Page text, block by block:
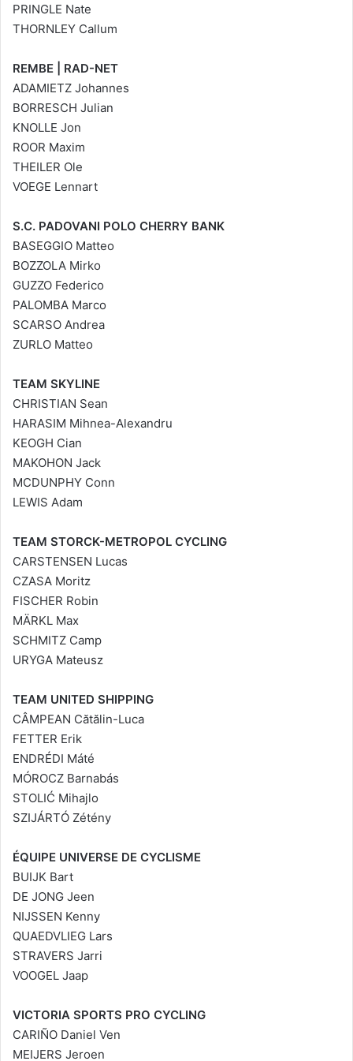
PRINGLE Nate
THORNLEY Callum
REMBE | RAD-NET
ADAMIETZ Johannes
BORRESCH Julian
KNOLLE Jon
ROOR Maxim
THEILER Ole
VOEGE Lennart
S.C. PADOVANI POLO CHERRY BANK
BASEGGIO Matteo
BOZZOLA Mirko
GUZZO Federico
PALOMBA Marco
SCARSO Andrea
ZURLO Matteo
TEAM SKYLINE
CHRISTIAN Sean
HARASIM Mihnea-Alexandru
KEOGH Cian
MAKOHON Jack
MCDUNPHY Conn
LEWIS Adam
TEAM STORCK-METROPOL CYCLING
CARSTENSEN Lucas
CZASA Moritz
FISCHER Robin
MÄRKL Max
SCHMITZ Camp
URYGA Mateusz
TEAM UNITED SHIPPING
CÂMPEAN Cătălin-Luca
FETTER Erik
ENDRÉDI Máté
MÓROCZ Barnabás
STOLIĆ Mihajlo
SZIJÁRTÓ Zétény
ÉQUIPE UNIVERSE DE CYCLISME
BUIJK Bart
DE JONG Jeen
NIJSSEN Kenny
QUAEDVLIEG Lars
STRAVERS Jarri
VOOGEL Jaap
VICTORIA SPORTS PRO CYCLING
CARIÑO Daniel Ven
MEIJERS Jeroen